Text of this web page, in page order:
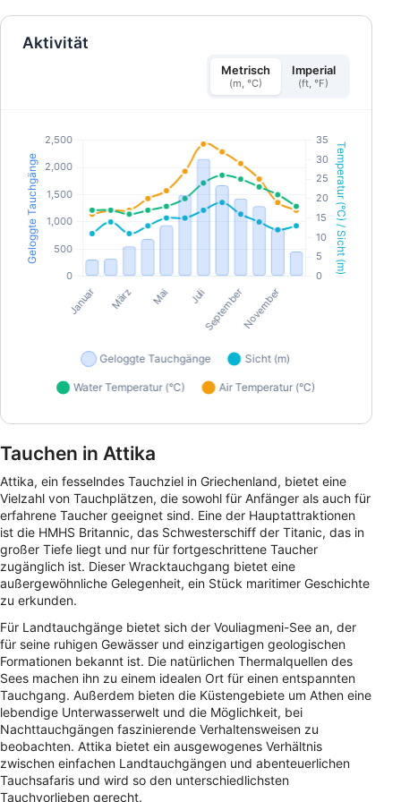
Aktivität
Metrisch
(m, °C)
Imperial
(ft, °F)
Tauchen in Attika
Attika, ein fesselndes Tauchziel in Griechenland, bietet eine
Vielzahl von Tauchplätzen, die sowohl für Anfänger als auch für
erfahrene Taucher geeignet sind. Eine der Hauptattraktionen
ist die HMHS Britannic, das Schwesterschiff der Titanic, das in
großer Tiefe liegt und nur für fortgeschrittene Taucher
zugänglich ist. Dieser Wracktauchgang bietet eine
außergewöhnliche Gelegenheit, ein Stück maritimer Geschichte
zu erkunden.
Für Landtauchgänge bietet sich der Vouliagmeni-See an, der
für seine ruhigen Gewässer und einzigartigen geologischen
Formationen bekannt ist. Die natürlichen Thermalquellen des
Sees machen ihn zu einem idealen Ort für einen entspannten
Tauchgang. Außerdem bieten die Küstengebiete um Athen eine
lebendige Unterwasserwelt und die Möglichkeit, bei
Nachttauchgängen faszinierende Verhaltensweisen zu
beobachten. Attika bietet ein ausgewogenes Verhältnis
zwischen einfachen Landtauchgängen und abenteuerlichen
Tauchsafaris und wird so den unterschiedlichsten
Tauchvorlieben gerecht.